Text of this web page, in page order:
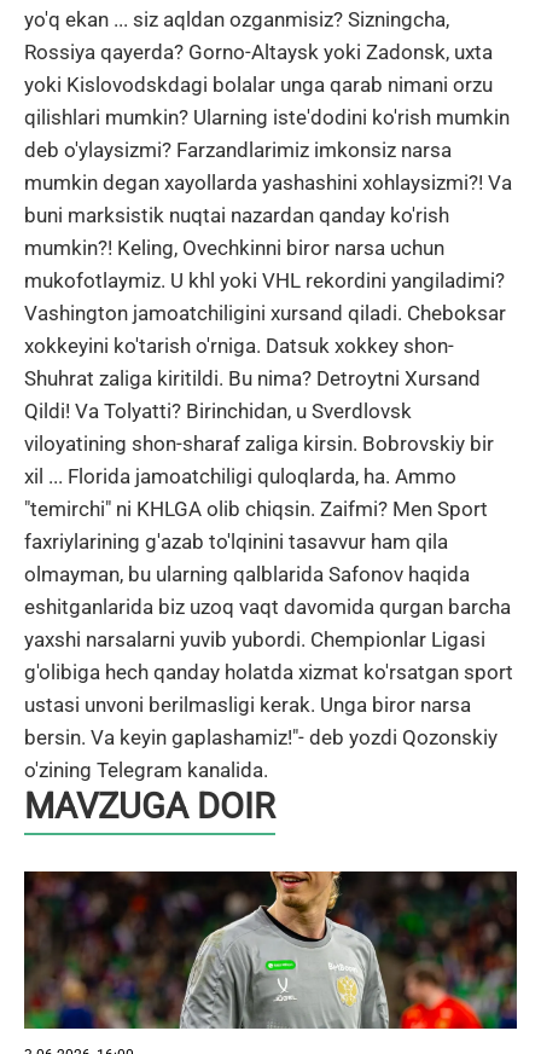
yo'q ekan ... siz aqldan ozganmisiz? Sizningcha,
Rossiya qayerda? Gorno-Altaysk yoki Zadonsk, uxta
yoki Kislovodskdagi bolalar unga qarab nimani orzu
qilishlari mumkin? Ularning iste'dodini ko'rish mumkin
deb o'ylaysizmi? Farzandlarimiz imkonsiz narsa
mumkin degan xayollarda yashashini xohlaysizmi?! Va
buni marksistik nuqtai nazardan qanday ko'rish
mumkin?! Keling, Ovechkinni biror narsa uchun
mukofotlaymiz. U khl yoki VHL rekordini yangiladimi?
Vashington jamoatchiligini xursand qiladi. Cheboksar
xokkeyini ko'tarish o'rniga. Datsuk xokkey shon-
Shuhrat zaliga kiritildi. Bu nima? Detroytni Xursand
Qildi! Va Tolyatti? Birinchidan, u Sverdlovsk
viloyatining shon-sharaf zaliga kirsin. Bobrovskiy bir
xil ... Florida jamoatchiligi quloqlarda, ha. Ammo
"temirchi" ni KHLGA olib chiqsin. Zaifmi? Men Sport
faxriylarining g'azab to'lqinini tasavvur ham qila
olmayman, bu ularning qalblarida Safonov haqida
eshitganlarida biz uzoq vaqt davomida qurgan barcha
yaxshi narsalarni yuvib yubordi. Chempionlar Ligasi
g'olibiga hech qanday holatda xizmat ko'rsatgan sport
ustasi unvoni berilmasligi kerak. Unga biror narsa
bersin. Va keyin gaplashamiz!"- deb yozdi Qozonskiy
o'zining Telegram kanalida.
MAVZUGA DOIR